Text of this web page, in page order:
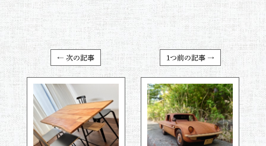
← 次の記事 1つ前の記事 →